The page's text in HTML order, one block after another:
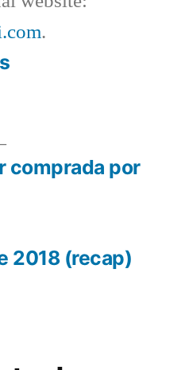
.
2018 (recap)
Entrada
siguiente:
comprada por